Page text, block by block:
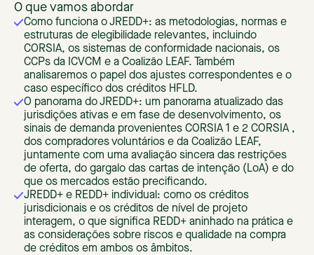
O que vamos abordar
Como funciona o JREDD+: as metodologias, normas e
estruturas de elegibilidade relevantes, incluindo
CORSIA, os sistemas de conformidade nacionais, os
CCPs da ICVCM e a Coalizão LEAF. Também
analisaremos o papel dos ajustes correspondentes e o
caso específico dos créditos HFLD.
O panorama do JREDD+: um panorama atualizado das
jurisdições ativas e em fase de desenvolvimento, os
sinais de demanda provenientes CORSIA 1 e 2 CORSIA ,
dos compradores voluntários e da Coalizão LEAF,
juntamente com uma avaliação sincera das restrições
de oferta, do gargalo das cartas de intenção (LoA) e do
que os mercados estão precificando.
JREDD+ e REDD+ individual: como os créditos
jurisdicionais e os créditos de nível de projeto
interagem, o que significa REDD+ aninhado na prática e
as considerações sobre riscos e qualidade na compra
de créditos em ambos os âmbitos.